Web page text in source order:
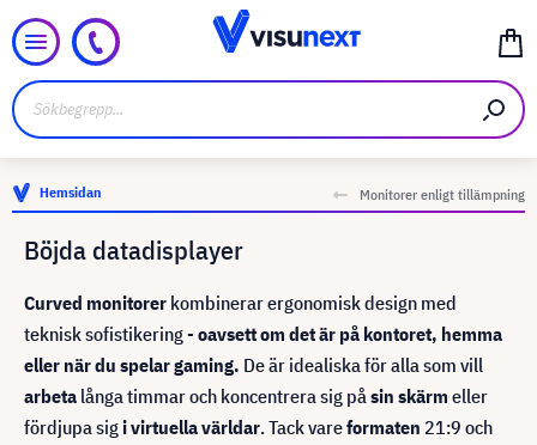
Hemsidan Monitorer enligt tillämpning
Böjda datadisplayer
Curved monitorer kombinerar ergonomisk design med
teknisk sofistikering - oavsett om det är på kontoret, hemma
eller när du spelar gaming. De är idealiska för alla som vill
arbeta långa timmar och koncentrera sig påsin skärm eller
fördjupa sigi virtuella världar. Tack vareformaten 21:9 och